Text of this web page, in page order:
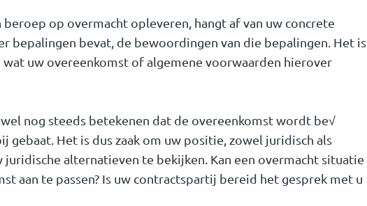
op overmacht opleveren, hangt af van uw concrete
bepalingen bevat, de bewoordingen van die bepalingen. Het is
uw overeenkomst of algemene voorwaarden hierover
nog steeds betekenen dat de overeenkomst wordt be√
gebaat. Het is dus zaak om uw positie, zowel juridisch als
alternatieven te bekijken. Kan een overmacht situatie
aan te passen? Is uw contractspartij bereid het gesprek met u